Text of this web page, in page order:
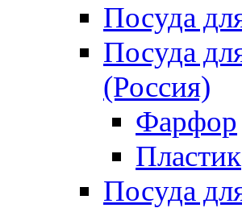
Посуда
Посуда
(Россия)
Фарфор
Пластик
Посуда